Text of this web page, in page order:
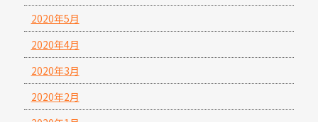
2020年5月
2020年4月
2020年3月
2020年2月